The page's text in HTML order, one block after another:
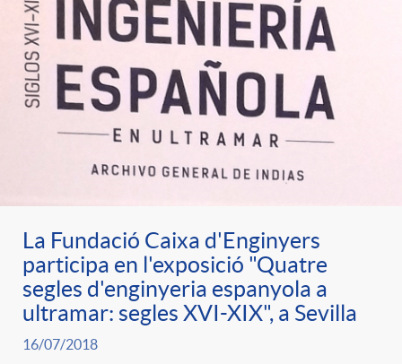
La Fundació Caixa d'Enginyers
participa en l'exposició "Quatre
segles d'enginyeria espanyola a
ultramar: segles XVI-XIX", a Sevilla
16/07/2018